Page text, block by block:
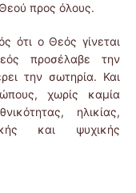
προς όλους.
ότι ο Θεός γίνεται
προσέλαβε την
την σωτηρία. Και
χωρίς καμία
ηλικίας,
και ψυχικής